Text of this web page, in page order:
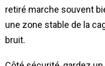
retiré marche souvent
une zone stable de la
bruit.